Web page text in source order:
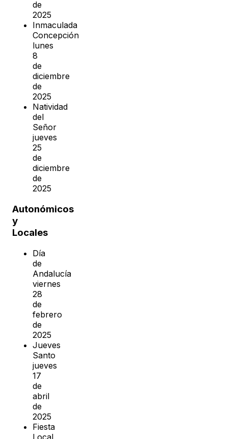
de
2025
Inmaculada
Concepción
lunes
8
de
diciembre
de
2025
Natividad
del
Señor
jueves
25
de
diciembre
de
2025
Autonómicos
y
Locales
Día
de
Andalucía
viernes
28
de
febrero
de
2025
Jueves
Santo
jueves
17
de
abril
de
2025
Fiesta
Local